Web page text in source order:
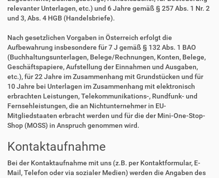
relevanter Unterlagen, etc.) und 6 Jahre gemäß § 257 Abs. 1 Nr. 2
und 3, Abs. 4 HGB (Handelsbriefe).
Nach gesetzlichen Vorgaben in Österreich erfolgt die
Aufbewahrung insbesondere für 7 J gemäß § 132 Abs. 1 BAO
(Buchhaltungsunterlagen, Belege/Rechnungen, Konten, Belege,
Geschäftspapiere, Aufstellung der Einnahmen und Ausgaben,
etc.), für 22 Jahre im Zusammenhang mit Grundstücken und für
10 Jahre bei Unterlagen im Zusammenhang mit elektronisch
erbrachten Leistungen, Telekommunikations-, Rundfunk- und
Fernsehleistungen, die an Nichtunternehmer in EU-
Mitgliedstaaten erbracht werden und für die der Mini-One-Stop-
Shop (MOSS) in Anspruch genommen wird.
Kontaktaufnahme
Bei der Kontaktaufnahme mit uns (z.B. per Kontaktformular, E-
Mail, Telefon oder via sozialer Medien) werden die Angaben des